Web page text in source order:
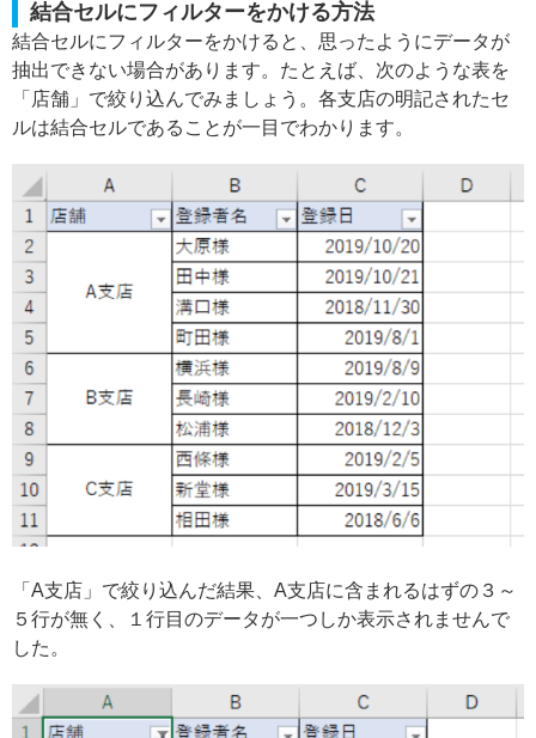
結合セルにフィルターをかける方法
結合セルにフィルターをかけると、思ったようにデータが
抽出できない場合があります。たとえば、次のような表を
「店舗」で絞り込んでみましょう。各支店の明記されたセ
ルは結合セルであることが一目でわかります。
「A支店」で絞り込んだ結果、A支店に含まれるはずの３～
５行が無く、１行目のデータが一つしか表示されませんで
した。